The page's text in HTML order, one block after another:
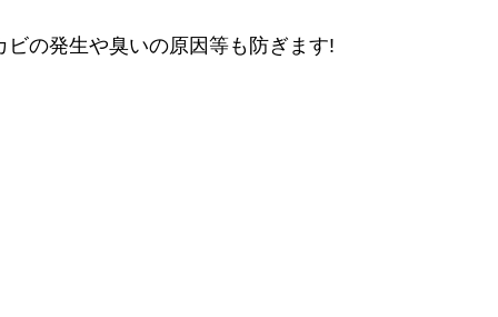
の発生や臭いの原因等も防ぎます!